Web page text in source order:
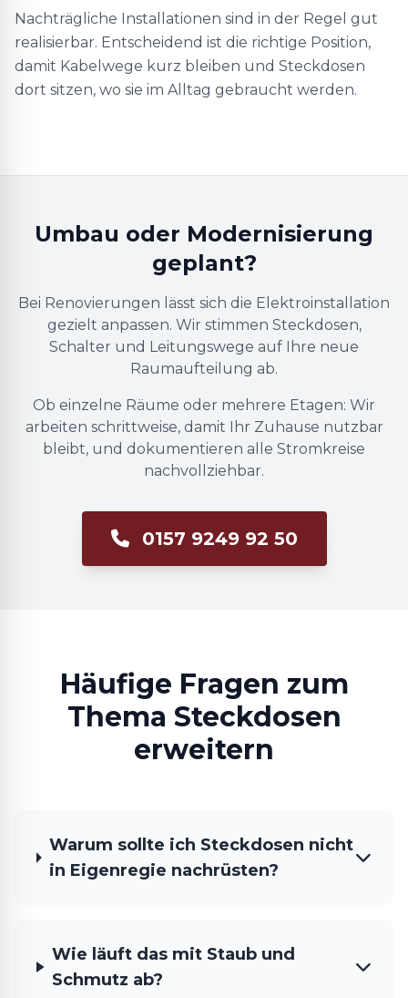
Nachträgliche Installationen sind in der Regel gut
realisierbar. Entscheidend ist die richtige Position,
damit Kabelwege kurz bleiben und Steckdosen
dort sitzen, wo sie im Alltag gebraucht werden.
Umbau oder Modernisierung
geplant?
Bei Renovierungen lässt sich die Elektroinstallation
gezielt anpassen. Wir stimmen Steckdosen,
Schalter und Leitungswege auf Ihre neue
Raumaufteilung ab.
Ob einzelne Räume oder mehrere Etagen: Wir
arbeiten schrittweise, damit Ihr Zuhause nutzbar
bleibt, und dokumentieren alle Stromkreise
nachvollziehbar.
0157 9249 92 50
Häufige Fragen zum
Thema Steckdosen
erweitern
Warum sollte ich Steckdosen nicht
in Eigenregie nachrüsten?
Wie läuft das mit Staub und
Schmutz ab?